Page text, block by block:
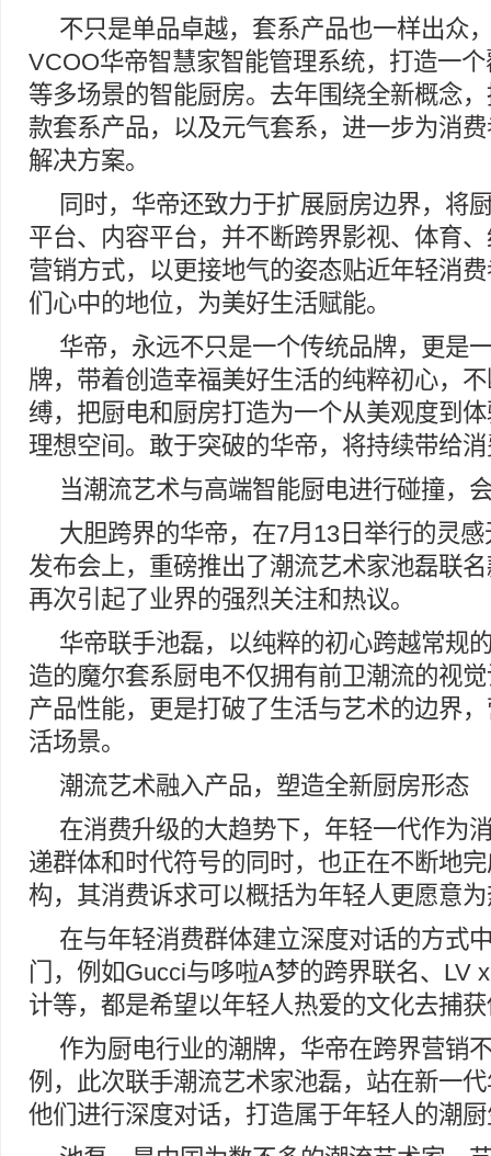
不只是单品卓越，套系产品也一样出众
VCOO华帝智慧家智能管理系统，打造一
等多场景的智能厨房。去年围绕全新概念
款套系产品，以及元气套系，进一步为消
解决方案。
同时，华帝还致力于扩展厨房边界，将
平台、内容平台，并不断跨界影视、体育
营销方式，以更接地气的姿态贴近年轻消
们心中的地位，为美好生活赋能。
华帝，永远不只是一个传统品牌，更是
牌，带着创造幸福美好生活的纯粹初心，
缚，把厨电和厨房打造为一个从美观度到
理想空间。敢于突破的华帝，将持续带给
当潮流艺术与高端智能厨电进行碰撞，
大胆跨界的华帝，在7月13日举行的灵
发布会上，重磅推出了潮流艺术家池磊联
再次引起了业界的强烈关注和热议。
华帝联手池磊，以纯粹的初心跨越常规
造的魔尔套系厨电不仅拥有前卫潮流的视
产品性能，更是打破了生活与艺术的边界
活场景。
潮流艺术融入产品，塑造全新厨房形态
在消费升级的大趋势下，年轻一代作为
递群体和时代符号的同时，也正在不断地
构，其消费诉求可以概括为年轻人更愿意
在与年轻消费群体建立深度对话的方式
门，例如Gucci与哆啦A梦的跨界联名、LV
计等，都是希望以年轻人热爱的文化去捕
作为厨电行业的潮牌，华帝在跨界营销
例，此次联手潮流艺术家池磊，站在新一
他们进行深度对话，打造属于年轻人的潮